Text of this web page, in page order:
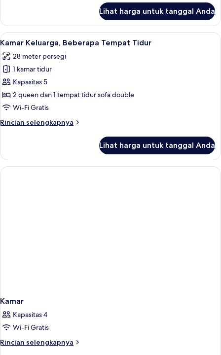
Kamar
Deluks,
2
Tidur
Queen
Lihat harga untuk tanggal Anda
Lihat
semua
foto
untuk
Kamar
Keluarga,
Beberapa
Tidur
Kamar Keluarga, Beberapa Tempat
17
Kamar Keluarga, Beberapa Tempat Tidur
28 meter persegi
1 kamar tidur
Kapasitas 5
2 queen dan 1 tempat tidur sofa double
Wi-Fi Gratis
Rincian selengkapnya
Rincian
Kamar
Keluarga,
Beberapa
Lihat harga untuk tanggal Anda
Kamar
Kapasitas 4
Wi-Fi Gratis
Rincian selengkapnya
Rincian